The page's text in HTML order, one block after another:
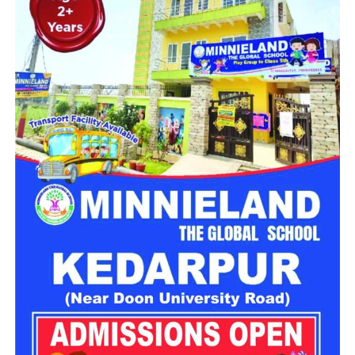
और ग्रुप-C श्रेणियों के अंतर्गत की जा रही है।
भर्ती बोर्ड का नाम
दिल्ली अधीनस्थ सेवा चयन बोर्ड
(DSSSB)
कुल पदों की संख्या
1979 पद
पद की श्रेणियां
ग्रुप-B और ग्रुप-C (शैक्षणिक,
तकनीकी, प्रशासनिक और वैज्ञानिक)
आवेदन का माध्यम
ऑनलाइन (Online)
नौकरी का स्थान
दिल्ली (NCR)
आधिकारिक वेबसाइट
dsssb.delhi.gov.in
महत्वपूर्ण तिथियां (Important Dates)
उम्मीदवारों को सलाह दी जाती है कि वे अंतिम समय में वेबसाइट पर होने
वाली संभावित तकनीकी दिक्कतों और भारी ट्रैफिक से बचने के लिए समय